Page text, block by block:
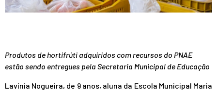
Produtos de hortifrúti adquiridos com recursos do PNAE
estão sendo entregues pela Secretaria Municipal de Educação
Lavínia Nogueira, de 9 anos, aluna da Escola Municipal Maria